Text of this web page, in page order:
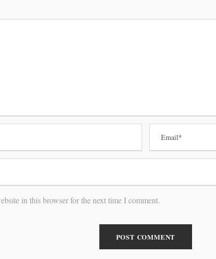
in this browser for the next time I comment.